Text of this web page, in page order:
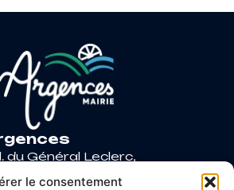
le consentement
du Général Leclerc,
14370 Argences